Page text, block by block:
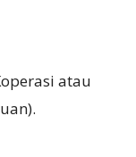
atau